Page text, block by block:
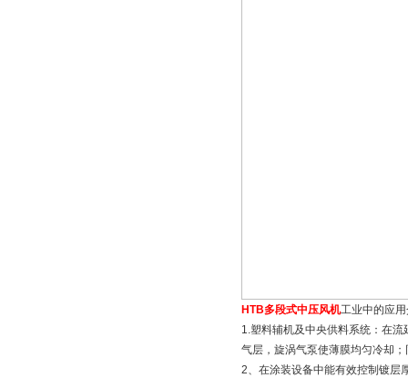
HTB多段式中压风机工业中的应
1.塑料辅机及中央供料系统：在
气层，旋涡气泵使薄膜均匀冷却
2、在涂装设备中能有效控制镀层